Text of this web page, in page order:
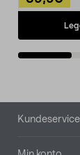
Kundeservice